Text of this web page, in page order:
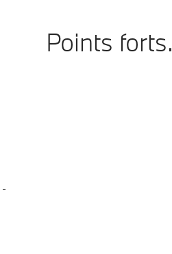
Points forts.
-